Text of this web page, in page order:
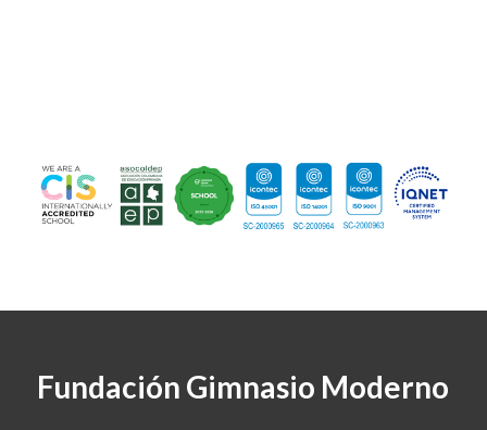
Fundación Gimnasio Moderno